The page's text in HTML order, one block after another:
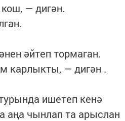
— дигән.
әйтеп тормаган.
карлыкты, — дигән .
ишетеп кенә
аңа чынлап та арыслан